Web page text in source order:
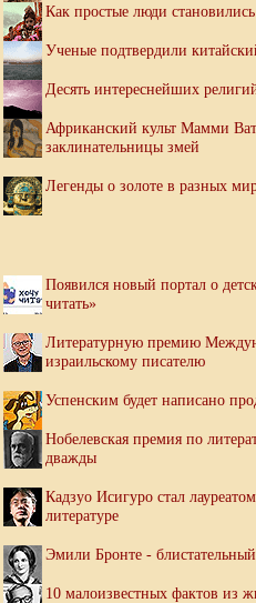
Как простые люди
Ученые подтвердили
Десять интереснейших
Африканский культ Мамми
заклинательницы змей
Легенды о золоте в разных
Появился новый портал о
читать»
Литературную премию
израильскому писателю
Успенским будет написано
Нобелевская премия по
дважды
Кадзуо Исигуро стал
литературе
Эмили Бронте -
10 малоизвестных фактов из